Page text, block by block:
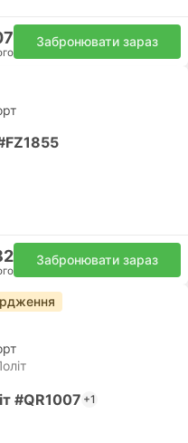
Забронювати зараз
Забронювати зараз
#QR1007 +1